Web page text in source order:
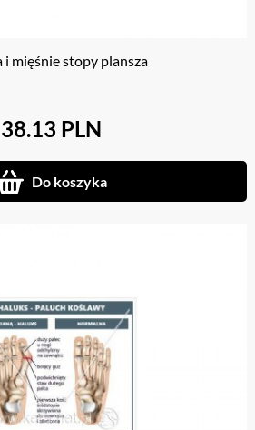
i mięśnie stopy plansza
38.13 PLN
Do koszyka